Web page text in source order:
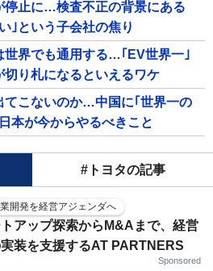
停止に…検査不正の背景にある
｣という子会社の焦り
世界でも通用する…｢EV世界一｣
切り札になるといえるワケ
てこないのか…中国に｢世界一の
本が今からやるべきこと
#トヨタの記事
開発を経営アジェンダへ
アップ探索からM&Aまで、経営
装を支援するAT PARTNERS
Sponsored